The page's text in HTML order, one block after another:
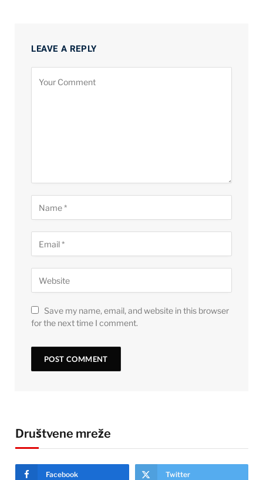
LEAVE A REPLY
Save my name, email, and website in this browser
for the next time I comment.
Društvene mreže
Facebook Twitter